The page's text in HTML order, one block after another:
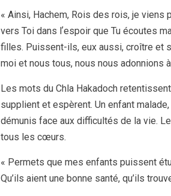
« Ainsi, Hachem, Rois des rois, je
vers Toi dans lʼespoir que Tu écoutes
filles. Puissent-ils, eux aussi, croître et
moi et nous tous, nous nous adonnions
Les mots du Chla Hakadoch
supplient et espèrent. Un enfant
démunis face aux difficultés de la vie.
tous les cœurs.
« Permets que mes enfants puissent
Qu’ils aient une bonne santé, qu’ils